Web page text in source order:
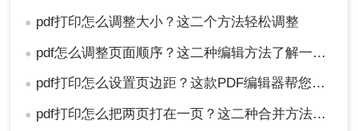
● pdf打印怎么调整大小？这二个方法轻松调整
● pdf怎么调整页面顺序？这二种编辑方法了解一下！
● pdf打印怎么设置页边距？这款PDF编辑器帮您轻松搞定！
● pdf打印怎么把两页打在一页？这二种合并方法了解一下！